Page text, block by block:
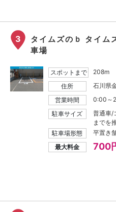
3
タイムズのｂ タイム
車場
スポットまで
208m
住所
石川県
営業時間
0:00～
駐車サイズ
普通車/
までを
駐車場形態
平置き
最大料金
700